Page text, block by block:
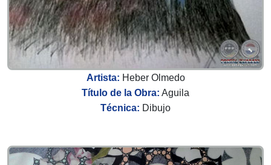
Artista: Heber Olmedo
Título de la Obra: Aguila
Técnica: Dibujo